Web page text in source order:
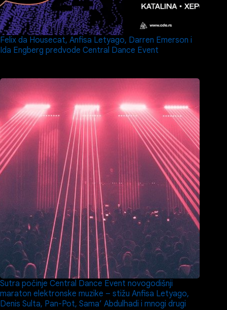
Felix da Housecat, Anfisa Letyago, Darren Emerson i
Ida Engberg predvode Central Dance Event
Sutra počinje Central Dance Event novogodišnji
maraton elektronske muzike – stižu Anfisa Letyago,
Denis Sulta, Pan-Pot, Sama’ Abdulhadi i mnogi drugi